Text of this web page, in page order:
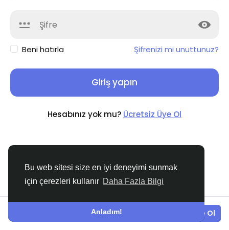
Bu web sitesi size en iyi deneyimi sunmak
için çerezleri kullanır Daha Fazla Bilgi
Anladım!
Beni hatırla Şifrenizi mi unuttunuz?
Giriş yapın
Hesabınız yok mu? Ücretsiz Üye Ol
© 2026 Turk Belediye
Hakkında Koşullar Gizlilik Bize Ulaşın Destek
Giriş yapın Ücretsiz Üye Ol